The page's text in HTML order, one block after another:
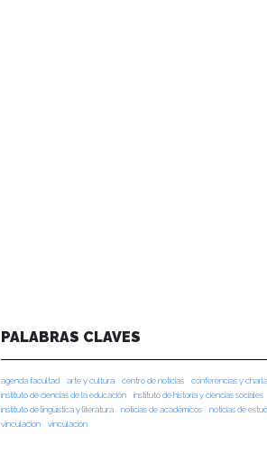
PALABRAS CLAVES
agenda facultad arte y cultura centro de noticias conferencias y
instituto de ciencias de la educación
instituto de historia y ciencias sociales
instituto de lingüística y literatura
noticias de académicos
noticias de
vinculacion
vinculación